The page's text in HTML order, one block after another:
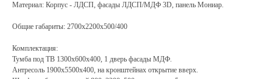
Материал: Корпус - ЛДСП, фасады ЛДСП/МДФ 3D, панель Мониар.
Общие габариты: 2700х2200х500/400
Комплектация:
Тумба под ТВ 1300х600х400, 1 дверь фасады МДФ.
Антресоль 1900х5500х400, на кронштейнах открытие вверх.